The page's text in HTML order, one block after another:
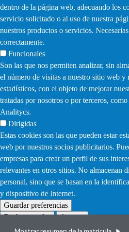
dentro de la página web, adecuando los
servicio solicitado o al uso de nuestra
nuestros productos o servicios.
correctamente.
Funcionales
Son las que nos permiten analizar, sin
el número de visitas a nuestro sitio web y
estadísticos, con el objeto de mejorar
tratadas por nosotros o por terceros,
Analitycs.
Dirigidas
Estas cookies son las que pueden estar
web por nuestros socios publicitarios.
empresas para crear un perfil de sus
relevantes en otros sitios. No almacenan
personal, sino que se basan en la
y dispositivo de Internet.
Guardar preferencias
Rechazar todas
Aceptar
Withdraw